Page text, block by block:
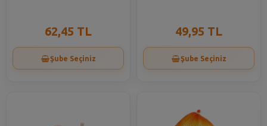
62,45 TL
Şube Seçiniz
49,95 TL
Şube Seçiniz